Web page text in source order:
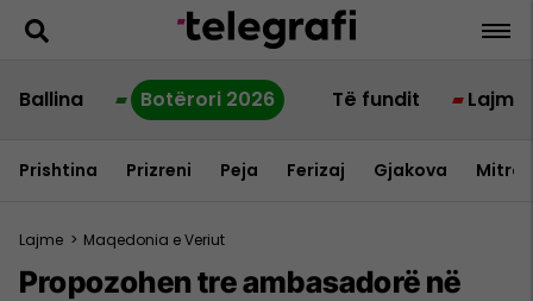
Ballina Botërori 2026 Të fundit Lajme
Prishtina Prizreni Peja Ferizaj Gjakova
Lajme > Maqedonia e Veriut
Propozohen tre ambasadorë në